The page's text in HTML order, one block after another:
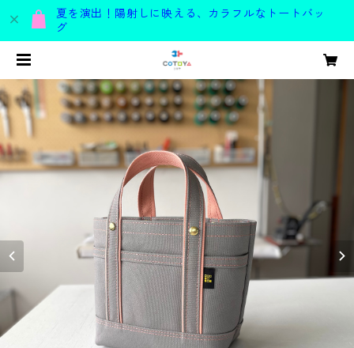
夏を演出！陽射しに映える、カラフルなトートバッ
グ